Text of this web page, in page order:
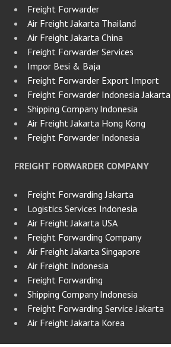
Freight Forwarder
Air Freight Jakarta Thailand
Air Freight Jakarta China
Freight Forwarder Services
Impor Besi & Baja
Freight Forwarder Export Import
Freight Forwarder Indonesia Jakarta
Shipping Company Indonesia
Air Freight Jakarta Hong Kong
Freight Forwarder Indonesia
FREIGHT FORWARDER COMPANY
Freight Forwarding Jakarta
Logistics Services Indonesia
Air Freight Jakarta USA
Freight Forwarding Company
Air Freight Jakarta Singapore
Air Freight Indonesia
Freight Forwarding
Shipping Company Indonesia
Freight Forwarding Service Jakarta
Air Freight Jakarta Korea